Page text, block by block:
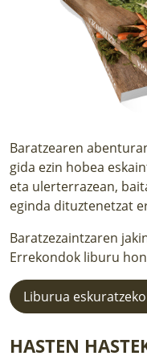
LURRAREN
Baratzearen
gida ezin hobea
eta ulerterrazean,
eginda dituztenetzat
Baratzezaintzaren
Errekondok liburu
Liburua eskuratzeko
HASTEN